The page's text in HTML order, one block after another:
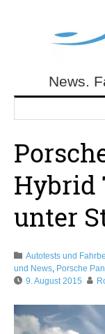
NewCarz.deNews.
Hybrid
unter
Autotests und
und News, Porsche
9. August 2015